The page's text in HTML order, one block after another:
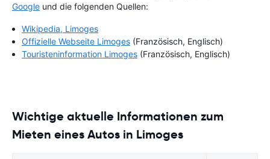
Google und die folgenden Quellen:
Wikipedia, Limoges
Offizielle Webseite Limoges (Französisch, Englisch)
Touristeninformation Limoges (Französisch, Englisch)
Wichtige aktuelle Informationen zum
Mieten eines Autos in Limoges